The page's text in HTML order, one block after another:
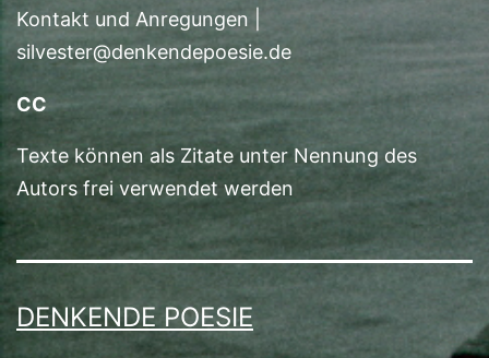
Kontakt und Anregungen |
silvester@denkendepoesie.de
CC
Texte können als Zitate unter Nennung des
Autors frei verwendet werden
DENKENDE POESIE